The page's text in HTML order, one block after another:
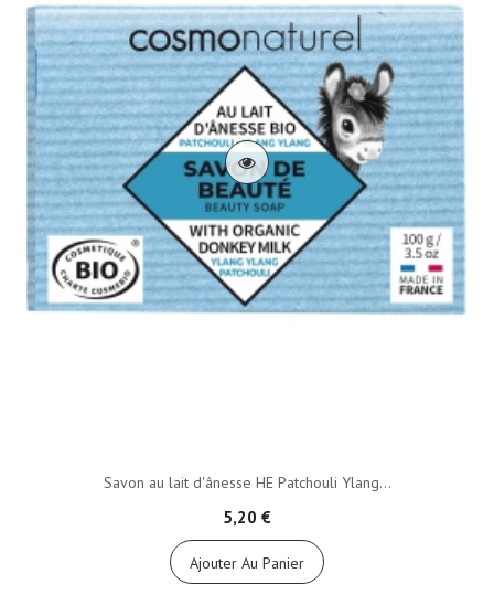
Savon au lait d'ânesse HE Patchouli Ylang...
5,20 €
Ajouter Au Panier